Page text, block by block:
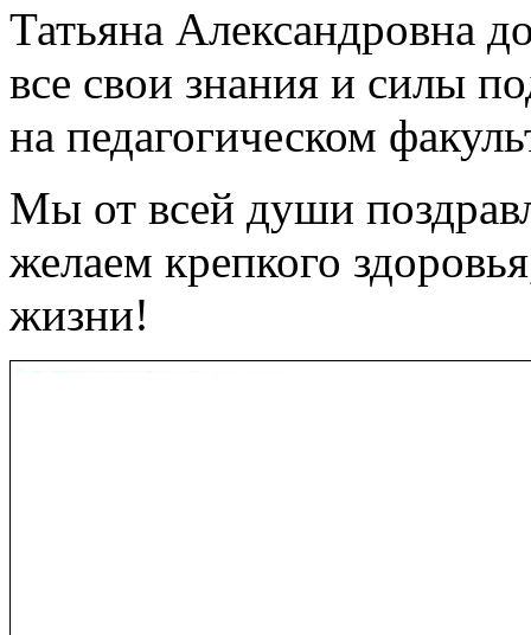
Татьяна Александровна
все свои знания и силы
на педагогическом
Мы от всей души
желаем крепкого
жизни!